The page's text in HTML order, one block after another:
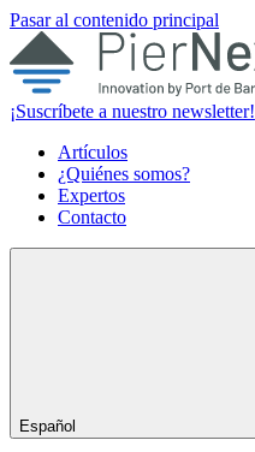
Pasar al contenido principal
¡Suscríbete a nuestro newsletter!
Artículos
¿Quiénes somos?
Expertos
Contacto
Español